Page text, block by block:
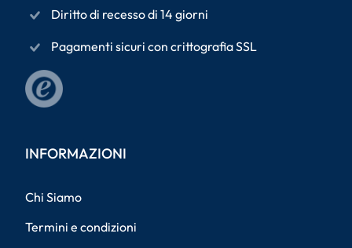
Diritto di recesso di 14 giorni
Pagamenti sicuri con crittografia SSL
INFORMAZIONI
Chi Siamo
Termini e condizioni